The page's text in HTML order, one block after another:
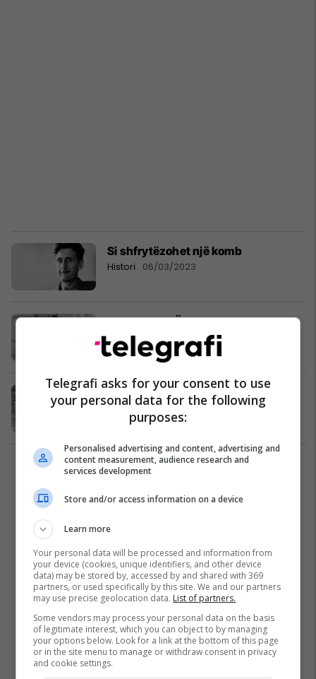
Si shfrytëzohet një komb
Histori 06/03/2023
SIKUR KJO TË ISHTE SHFAQJE
Teatri 09/12/2022
JIM
Fjala+ 17/11/2022
Telegrafi asks for your consent to use
your personal data for the following
purposes:
Personalised advertising and content, advertising and
content measurement, audience research and
services development
Store and/or access information on a device
Learn more
Your personal data will be processed and information from
your device (cookies, unique identifiers, and other device
data) may be stored by, accessed by and shared with 369
partners, or used specifically by this site. We and our partners
may use precise geolocation data. List of partners.
Some vendors may process your personal data on the basis
of legitimate interest, which you can object to by managing
your options below. Look for a link at the bottom of this page
or in the site menu to manage or withdraw consent in privacy
and cookie settings.